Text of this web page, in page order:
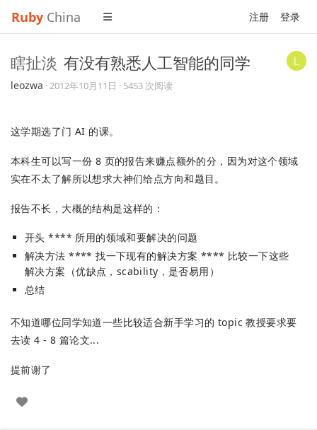
Ruby China 注册 登录
瞎扯淡 有没有熟悉人工智能的同学
leozwa ·2012年10月11日 · 5453 次阅读
这学期选了门 AI 的课。
本科生可以写一份 8 页的报告来赚点额外的分，因为对这个领域
实在不太了解所以想求大神们给点方向和题目。
报告不长，大概的结构是这样的：
开头 **** 所用的领域和要解决的问题
解决方法 **** 找一下现有的解决方案 **** 比较一下这些
解决方案（优缺点，scability，是否易用）
总结
不知道哪位同学知道一些比较适合新手学习的 topic 教授要求要
去读 4 - 8 篇论文...
提前谢了